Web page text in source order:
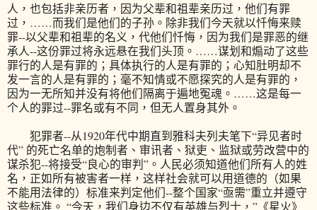
人，也包括非亲历者，因为父辈和祖辈亲历过，他们有罪
过，……而我们是他们的子孙。除非我们今天就以忏悔来赎
罪--以父辈和祖辈的名义，代他们忏悔，因为我们是罪恶的继
承人--这份罪过将永远悬在我们头顶。……谋划和煽动了这些
罪行的人是有罪的；具体执行的人是有罪的；心知肚明却不
发一言的人是有罪的；毫不知情或不愿探究的人是有罪的，
因为一无所知并没有将他们隔离于遍地冤魂。……这是每一
个人的罪过--罪名或有不同，但无人置身其外。
犯罪者--从1920年代中期直到雅科夫列夫笔下“异见者时
代” 的死亡名单的炮制者、审讯者、狱吏、监狱或劳改营中的
谋杀犯--将接受“良心的审判”。人民必须知道他们所有人的姓
名，正如所有被害者一样，这样社会就可以用道德的（如果
不能用法律的）标准来判定他们--整个国家“亟需”重立并遵守
这些标准。 “今天，我们身边不仅有英雄与烈士，”《星火》